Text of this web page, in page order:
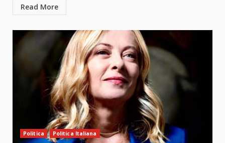
Read More
Politica Politica Italiana